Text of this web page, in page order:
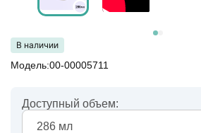
В наличии
Модель:00-00005711
Доступный объем:
286 мл